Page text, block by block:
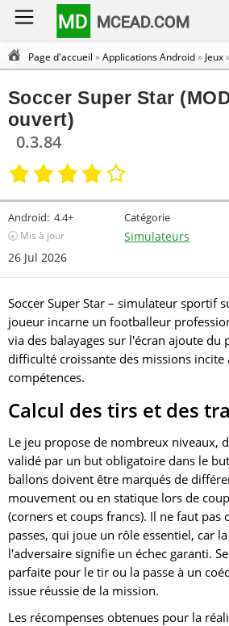
MD MCEAD.COM
Page d'accueil »Applications Android» Jeux
Soccer Super Star
ouvert)
0.3.84
Android: 4.4+
🕣 Mis à jour
26 Jul 2026
Catégorie
Simulateurs
Soccer Super Star – simulateur sportif
joueur incarne un footballeur
via des balayages sur l'écran ajoute du
difficulté croissante des missions incite
compétences.
Calcul des tirs et des
Le jeu propose de nombreux niveaux,
validé par un but obligatoire dans le
ballons doivent être marqués de
mouvement ou en statique lors de
(corners et coups francs). Il ne faut pas
passes, qui joue un rôle essentiel, car
l'adversaire signifie un échec garanti.
parfaite pour le tir ou la passe à un
issue réussie de la mission.
Les récompenses obtenues pour la